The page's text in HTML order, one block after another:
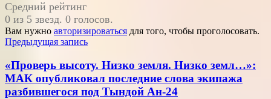
Средний рейтинг
0 из 5 звезд. 0 голосов.
Вам нужно авторизироваться для того, чтобы проголосовать.
Навигация
по
записям
Предыдущая запись
«Проверь высоту. Низко земля. Низко земл…»:
МАК опубликовал последние слова экипажа
разбившегося под Тындой Ан-24